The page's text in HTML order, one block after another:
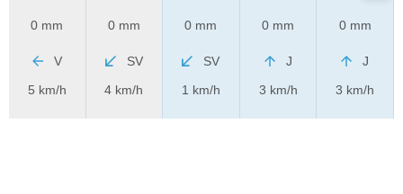
0 mm
V
5 km/h
0 mm
SV
4 km/h
0 mm
SV
1 km/h
0 mm
J
3 km/h
0 mm
J
3 km/h